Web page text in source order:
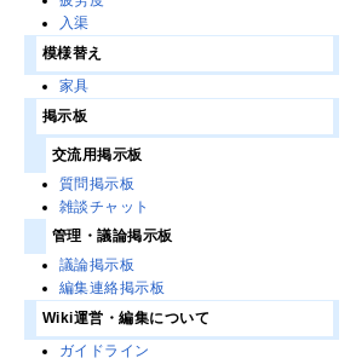
入渠
模様替え
家具
掲示板
交流用掲示板
質問掲示板
雑談チャット
管理・議論掲示板
議論掲示板
編集連絡掲示板
Wiki運営・編集について
ガイドライン